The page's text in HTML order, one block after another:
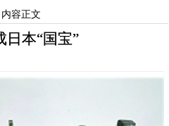
容正文
日本“国宝”